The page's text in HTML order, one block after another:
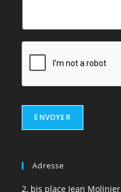
ENVOYER
Adresse
2, bis place Jean Molinier